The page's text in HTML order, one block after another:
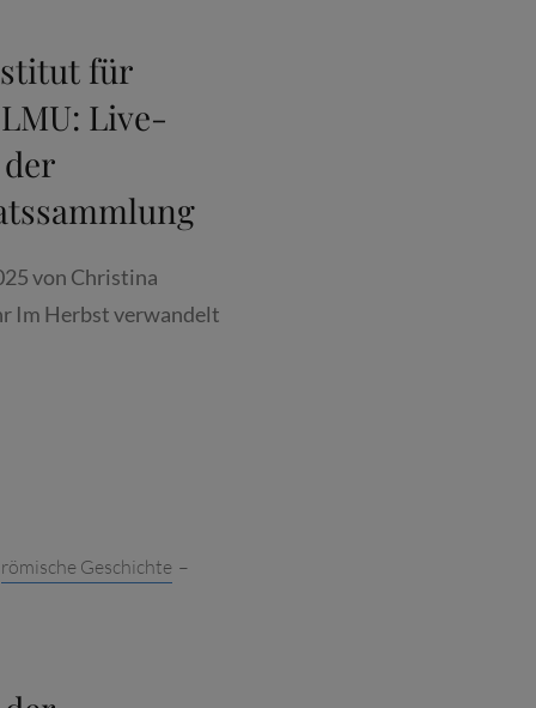
für
Live-
von Christina
Im Herbst verwandelt
römische Geschichte –